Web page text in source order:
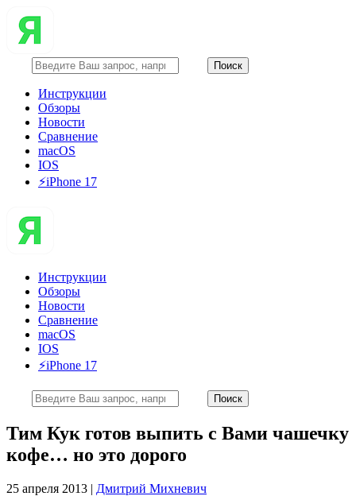
Инструкции
Обзоры
Новости
Сравнение
macOS
IOS
⚡️iPhone 17
Инструкции
Обзоры
Новости
Сравнение
macOS
IOS
⚡️iPhone 17
Тим Кук готов выпить с Вами чашечку
кофе… но это дорого
25 апреля 2013 | Дмитрий Михневич